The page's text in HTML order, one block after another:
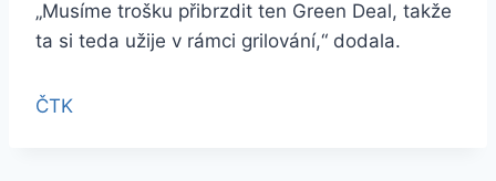
„Musíme trošku přibrzdit ten Green Deal, takže
ta si teda užije v rámci grilování,“ dodala.
ČTK